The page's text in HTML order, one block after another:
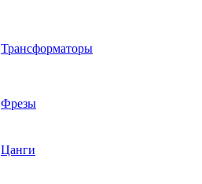
Трансформаторы
Фрезы
Цанги